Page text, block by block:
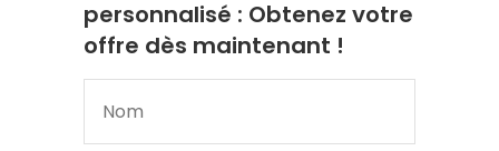
personnalisé : Obtenez votre
offre dès maintenant !